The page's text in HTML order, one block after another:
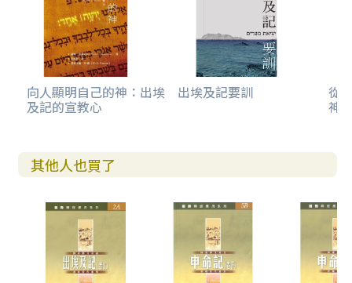
向人顯明自己的神：出埃
及記的宣教心
出埃及記要訓 從
神
其他人也買了